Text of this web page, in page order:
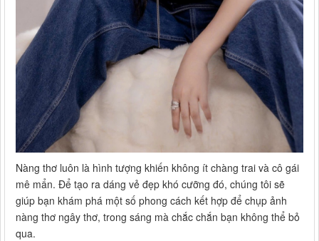
Nàng thơ luôn là hình tượng khiến không ít chàng trai và cô gái
mê mẩn. Để tạo ra dáng vẻ đẹp khó cưỡng đó, chúng tôi sẽ
giúp bạn khám phá một số phong cách kết hợp để chụp ảnh
nàng thơ ngây thơ, trong sáng mà chắc chắn bạn không thể bỏ
qua.